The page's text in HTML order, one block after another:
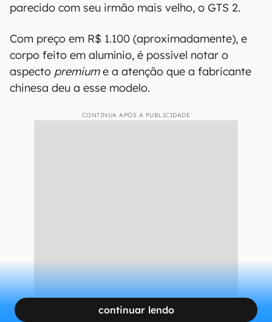
parecido com seu irmão mais velho, o GTS 2.
Com preço em R$ 1.100 (aproximadamente), e
corpo feito em alumínio, é possível notar o
aspecto premiume a atenção que a fabricante
chinesa deu a esse modelo.
CONTINUA APÓS A PUBLICIDADE
continuar lendo